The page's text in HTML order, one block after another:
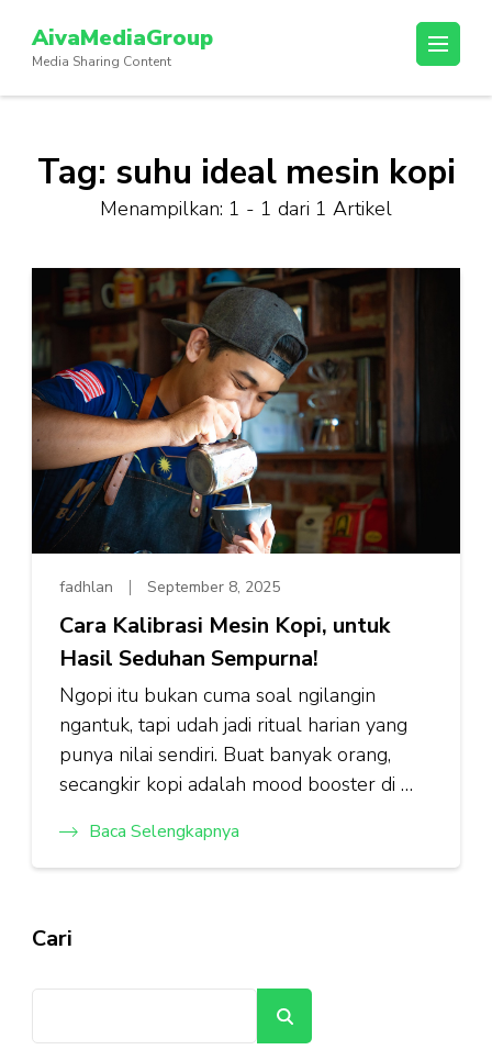
konten
(Tekan
AivaMediaGroup
Media Sharing Content
Tag: suhu ideal mesin kopi
Menampilkan: 1 - 1 dari 1 Artikel
fadhlan September 8, 2025
Cara Kalibrasi Mesin Kopi, untuk
Hasil Seduhan Sempurna!
Ngopi itu bukan cuma soal ngilangin
ngantuk, tapi udah jadi ritual harian yang
punya nilai sendiri. Buat banyak orang,
secangkir kopi adalah mood booster di …
Baca Selengkapnya
Cari